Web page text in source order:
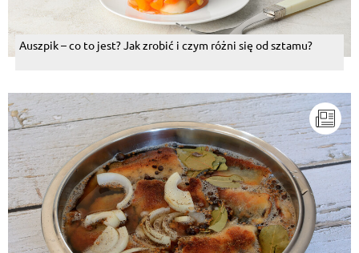
Auszpik – co to jest? Jak zrobić i czym różni się od sztamu?